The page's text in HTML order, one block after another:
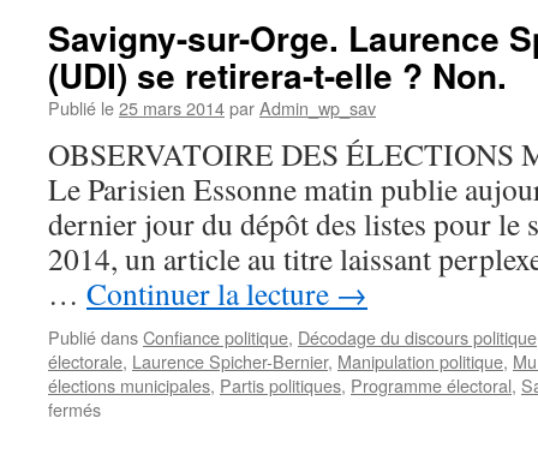
Le
coup
de
de
la
maire
sortante
Laurence
Spicher-
Bernier
pour
le
2e
Savigny-sur-Orge. Laurence
(UDI) se retirera-t-elle ? Non.
Publié le25 mars 2014parAdmin_wp_sav
OBSERVATOIRE DES ÉLECTIONS
Le Parisien Essonne matin publie
dernier jour du dépôt des listes pour le
2014, un article au titre laissant
… Continuer la lecture →
Publié dansConfiance politique, Décodage du discours politique
électorale, Laurence Spicher-Bernier, Manipulation politique,
élections municipales, Partis politiques, Programme électoral,
ferméssur